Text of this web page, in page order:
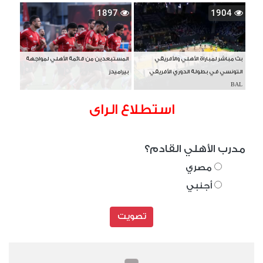
1904
بث مباشر لمباراة الأهلي والأفريقي
التونسي في بطولة الدوري الأفريقي
BAL
1897
المستبعدين من قائمة الأهلي لمواجهة
بيراميدز
استطلاع الراى
مدرب الأهلي القادم؟
مصري
أجنبي
تصويت